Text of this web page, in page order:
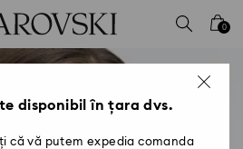
0
disponibil în țara dvs.
că vă putem expedia comanda